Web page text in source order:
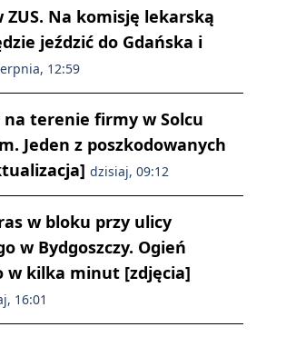
ZUS. Na komisję lekarską
jeździć do Gdańska i
12:59
na terenie firmy w Solcu
Jeden z poszkodowanych
dzisiaj, 09:12
w bloku przy ulicy
w Bydgoszczy. Ogień
w kilka minut [zdjęcia]
16:01